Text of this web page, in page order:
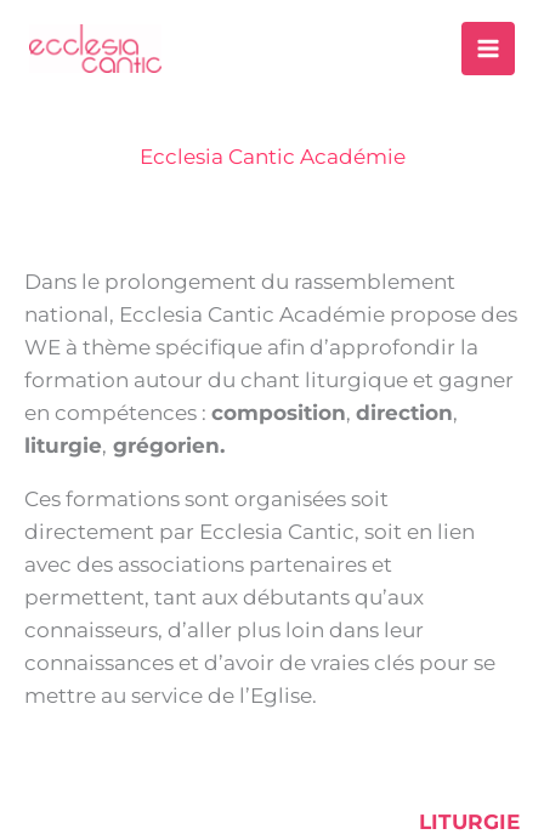
Ecclesia Cantic Académie
Dans le prolongement du rassemblement
national, Ecclesia Cantic Académie propose des
WE à thème spécifique afin d’approfondir la
formation autour du chant liturgique et gagner
en compétences : composition, direction,
liturgie, grégorien.
Ces formations sont organisées soit
directement par Ecclesia Cantic, soit en lien
avec des associations partenaires et
permettent, tant aux débutants qu’aux
connaisseurs, d’aller plus loin dans leur
connaissances et d’avoir de vraies clés pour se
mettre au service de l’Eglise.
LITURGIE